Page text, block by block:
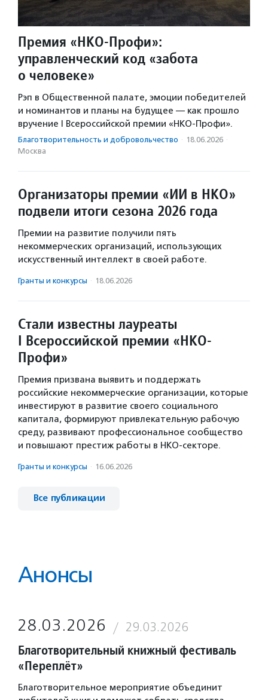
Премия «НКО-Профи»:
управленческий код «забота
о человеке»
Рэп в Общественной палате, эмоции победителей
и номинантов и планы на будущее — как прошло
вручение I Всероссийской премии «НКО-Профи».
Благотвори­тель­ность и доброволь­чест­во · 18.06.2026 ·
Москва
Организаторы премии «ИИ в НКО»
подвели итоги сезона 2026 года
Премии на развитие получили пять
некоммерческих организаций, использующих
искусственный интеллект в своей работе.
Гранты и конкурсы · 18.06.2026
Стали известны лауреаты
I Всероссийской премии «НКО-
Профи»
Премия призвана выявить и поддержать
российские некоммерческие организации, которые
инвестируют в развитие своего социального
капитала, формируют привлекательную рабочую
среду, развивают профессиональное сообщество
и повышают престиж работы в НКО-секторе.
Гранты и конкурсы · 16.06.2026
Все публикации
Анонсы
28.03.2026 29.03.2026
Благотворительный книжный фестиваль
«Переплёт»
Благотворительное мероприятие объединит